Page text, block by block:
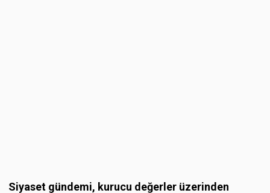
Siyaset gündemi, kurucu değerler üzerinden